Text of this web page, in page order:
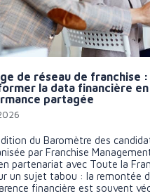
de réseau de franchise
la data financière
partagée
du Baromètre des
par Franchise
partenariat avec Toute la
un sujet tabou : la remontée
financière est souvent